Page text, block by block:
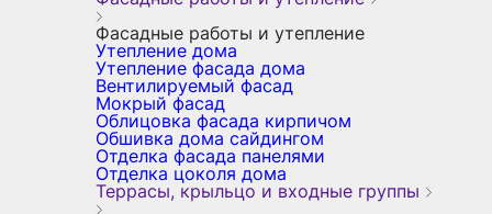
Фасадные работы и утепление
Утепление дома
Утепление фасада дома
Вентилируемый фасад
Мокрый фасад
Облицовка фасада кирпичом
Обшивка дома сайдингом
Отделка фасада панелями
Отделка цоколя дома
Террасы, крыльцо и входные группы